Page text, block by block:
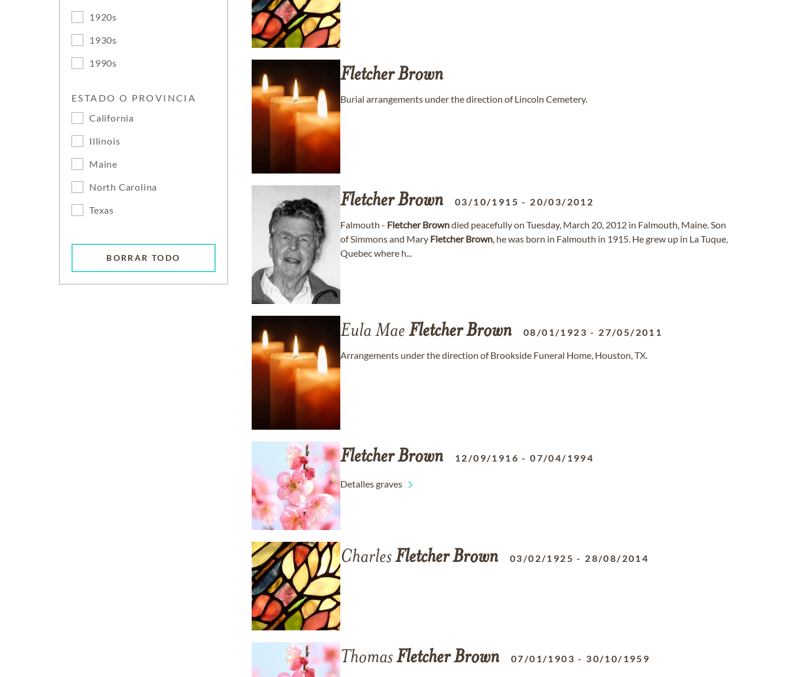
1920s
1930s
1990s
ESTADO O PROVINCIA
California
Illinois
Maine
North Carolina
Texas
BORRAR TODO
FletcherBrown
Burial arrangements under the direction of Lincoln Cemetery.
FletcherBrown 03/10/1915 - 20/03/2012
Falmouth - Fletcher Browndied peacefully on Tuesday, March 20, 2012 in Falmouth, Maine. Son
of Simmons and Mary Fletcher Brown, he was born in Falmouth in 1915. He grew up in La Tuque,
Quebec where h...
Eula Mae FletcherBrown 08/01/1923 - 27/05/2011
Arrangements under the direction of Brookside Funeral Home, Houston, TX.
FletcherBrown 12/09/1916 -07/04/1994
Detalles graves
CharlesFletcherBrown 03/02/1925 - 28/08/2014
ThomasFletcherBrown 07/01/1903 - 30/10/1959